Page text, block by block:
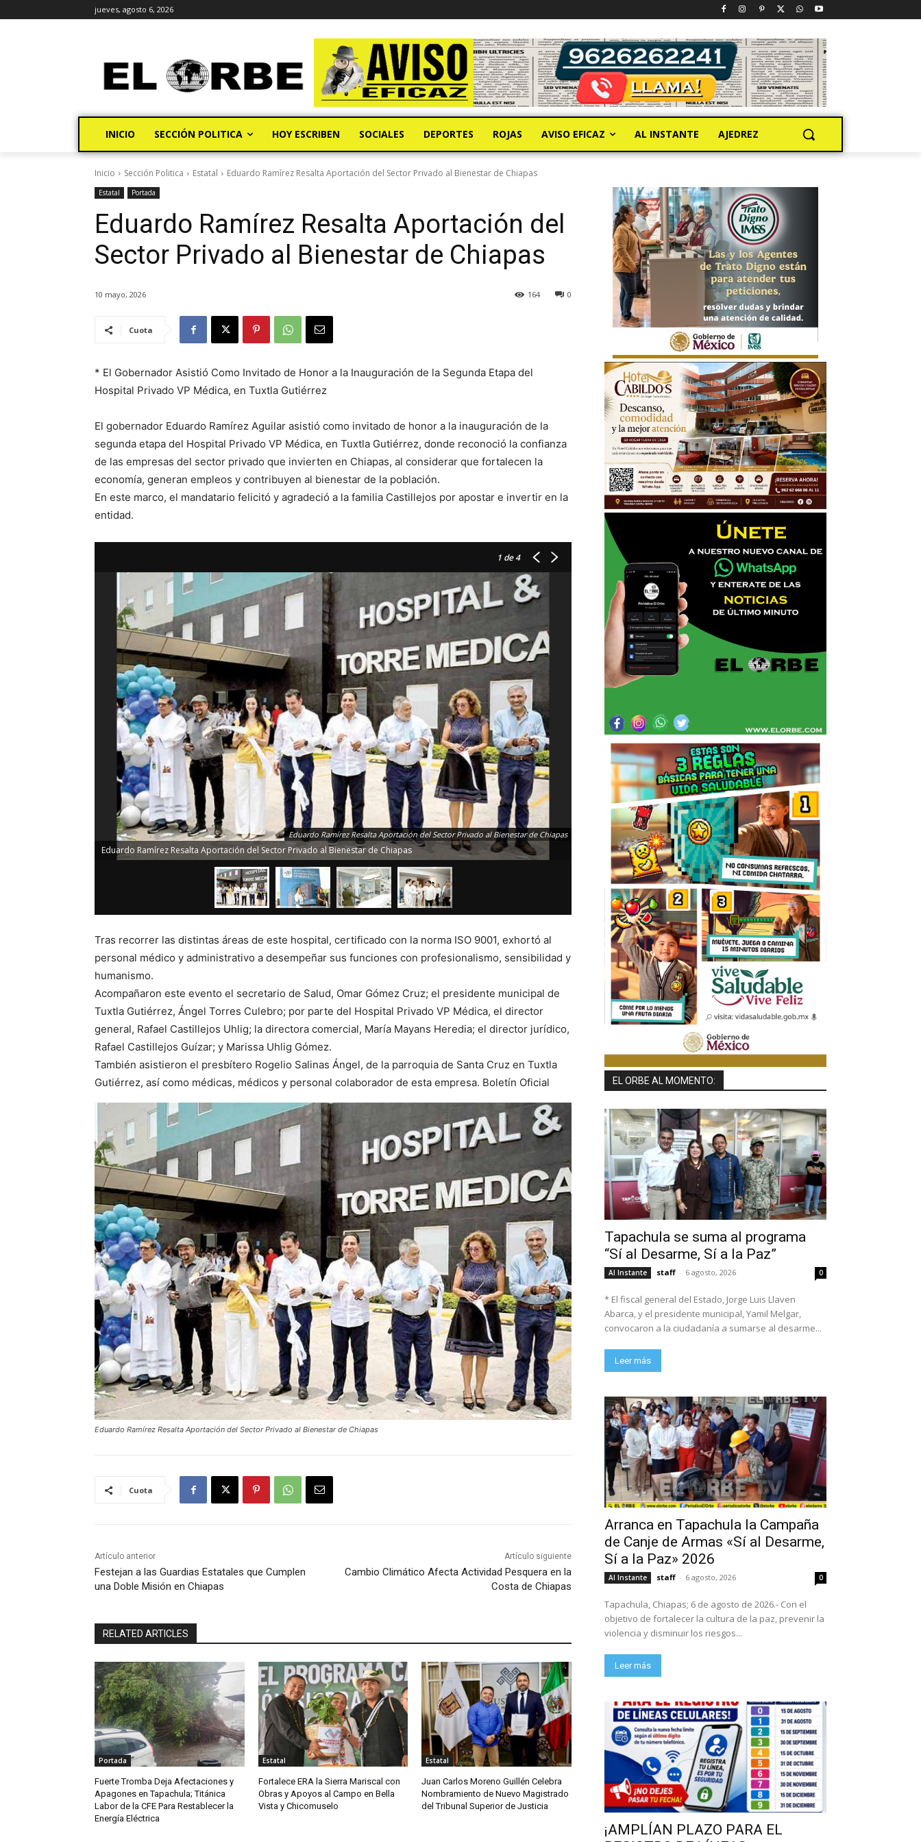
jueves, agosto 6, 2026
INICIO SECCIÓN POLITICA HOY ESCRIBEN SOCIALES DEPORTES ROJAS AVISO EFICAZ AL INSTANTE AJEDREZ
Inicio Sección Politica Estatal Eduardo Ramírez Resalta Aportación del Sector Privado al Bienestar de Chiapas
Estatal Portada
Eduardo Ramírez Resalta Aportación del
Sector Privado al Bienestar de Chiapas
10 mayo, 2026 0
164
Cuota
* El Gobernador Asistió Como Invitado de Honor a la Inauguración de la Segunda Etapa del
Hospital Privado VP Médica, en Tuxtla Gutiérrez
El gobernador Eduardo Ramírez Aguilar asistió como invitado de honor a la inauguración de la
segunda etapa del Hospital Privado VP Médica, en Tuxtla Gutiérrez, donde reconoció la confianza
de las empresas del sector privado que invierten en Chiapas, al considerar que fortalecen la
economía, generan empleos y contribuyen al bienestar de la población.
En este marco, el mandatario felicitó y agradeció a la familia Castillejos por apostar e invertir en la
entidad.
1 de 4
Eduardo Ramírez Resalta Aportación del Sector Privado al Bienestar de Chiapas
Eduardo Ramírez Resalta Aportación del Sector Privado al Bienestar de Chiapas
Tras recorrer las distintas áreas de este hospital, certificado con la norma ISO 9001, exhortó al
personal médico y administrativo a desempeñar sus funciones con profesionalismo, sensibilidad y
humanismo.
Acompañaron este evento el secretario de Salud, Omar Gómez Cruz; el presidente municipal de
Tuxtla Gutiérrez, Ángel Torres Culebro; por parte del Hospital Privado VP Médica, el director
general, Rafael Castillejos Uhlig; la directora comercial, María Mayans Heredia; el director jurídico,
Rafael Castillejos Guízar; y Marissa Uhlig Gómez.
También asistieron el presbítero Rogelio Salinas Ángel, de la parroquia de Santa Cruz en Tuxtla
Gutiérrez, así como médicas, médicos y personal colaborador de esta empresa. Boletín Oficial
Eduardo Ramírez Resalta Aportación del Sector Privado al Bienestar de Chiapas
Cuota
Artículo anterior
Festejan a las Guardias Estatales que Cumplen
una Doble Misión en Chiapas
Artículo siguiente
Cambio Climático Afecta Actividad Pesquera en la
Costa de Chiapas
RELATED ARTICLES
Portada
Fuerte Tromba Deja Afectaciones y
Apagones en Tapachula; Titánica
Labor de la CFE Para Restablecer la
Energía Eléctrica
Estatal
Fortalece ERA la Sierra Mariscal con
Obras y Apoyos al Campo en Bella
Vista y Chicomuselo
Estatal
Juan Carlos Moreno Guillén Celebra
Nombramiento de Nuevo Magistrado
del Tribunal Superior de Justicia
EL ORBE AL MOMENTO:
Tapachula se suma al programa
“Sí al Desarme, Sí a la Paz”
Al Instante staff - 6 agosto, 2026 0
* El fiscal general del Estado, Jorge Luis Llaven
Abarca, y el presidente municipal, Yamil Melgar,
convocaron a la ciudadanía a sumarse al desarme...
Leer más
Arranca en Tapachula la Campaña
de Canje de Armas «Sí al Desarme,
Sí a la Paz» 2026
Al Instante staff - 6 agosto, 2026 0
Tapachula, Chiapas; 6 de agosto de 2026.- Con el
objetivo de fortalecer la cultura de la paz, prevenir la
violencia y disminuir los riesgos...
Leer más
¡AMPLÍAN PLAZO PARA EL